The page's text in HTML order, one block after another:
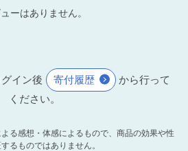
ーはありません。
イン後 寄付履歴
から行って
ください。
る感想・体感によるもので、商品の効果や性
るものではありません。